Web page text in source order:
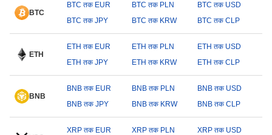
BTC
BTC तक EUR BTC तक PLN
BTC तक USD
BTC तक JPY
BTC तक KRW BTC तक CLP
ETH
ETH तक EUR ETH तक PLN
ETH तक USD
ETH तक JPY
ETH तक KRW ETH तक CLP
BNB
BNB तक EUR BNB तक PLN
BNB तक USD
BNB तक JPY
BNB तक KRW BNB तक CLP
XRP तक EUR XRP तक PLN
XRP तक USD